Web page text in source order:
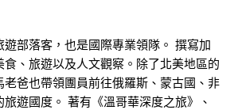
部落客，也是國際專業領隊。 撰寫加
、旅遊以及人文觀察。除了北美地區的
爸也帶領團員前往俄羅斯、蒙古國、非
遊國度。 著有《溫哥華深度之旅》、